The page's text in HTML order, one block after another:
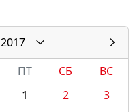
2017
ПТ СБ
ВС
1
2
3